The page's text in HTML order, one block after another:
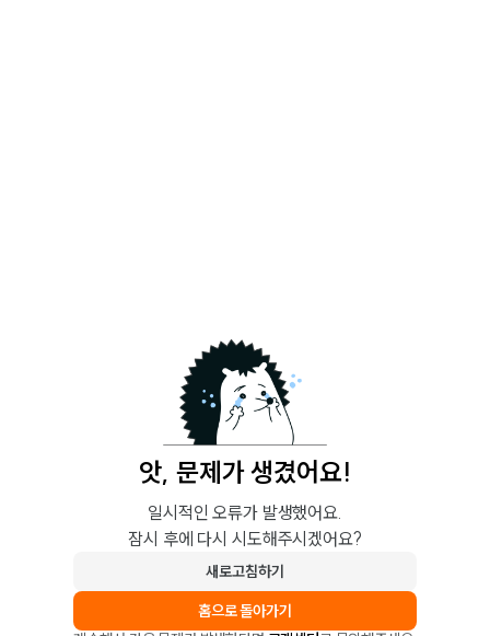
앗, 문제가 생겼어요!
일시적인 오류가 발생했어요.
잠시 후에 다시 시도해주시겠어요?
새로고침하기
홈으로 돌아가기